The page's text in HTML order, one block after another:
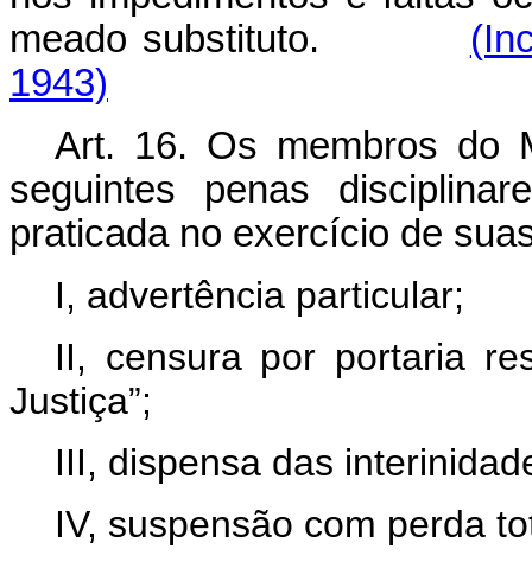
meado substituto.
1943)
Art. 16. Os membros do
seguintes penas
praticada no exercício de
I, advertência particular;
II, censura por portaria
Justiça”;
III, dispensa das
IV, suspensão com perda